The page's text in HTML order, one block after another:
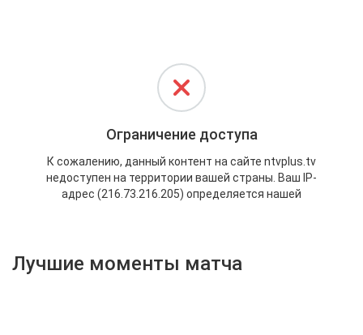
Лучшие моменты матча